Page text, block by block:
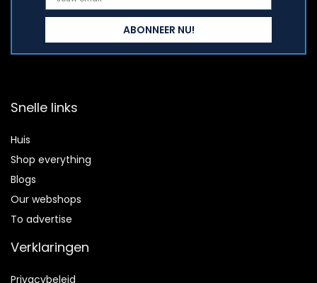
Snelle links
Huis
Shop everything
Blogs
Our webshops
To advertise
Verklaringen
Privacybeleid